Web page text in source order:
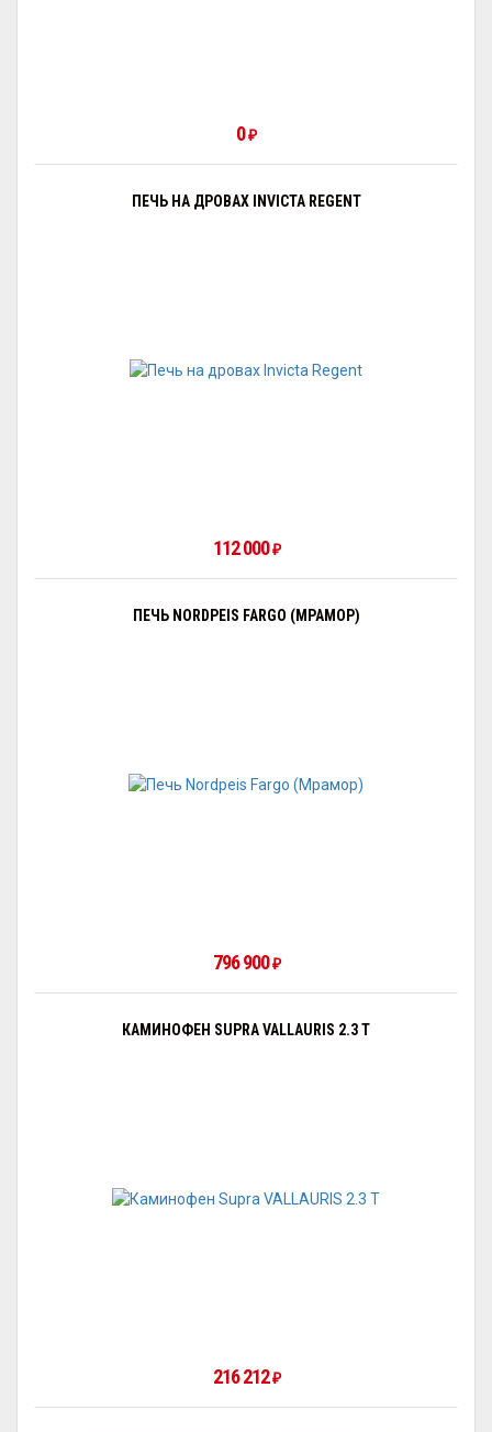
0 ₽
ПЕЧЬ НА ДРОВАХ INVICTA REGENT
112 000 ₽
ПЕЧЬ NORDPEIS FARGO (МРАМОР)
796 900 ₽
КАМИНОФЕН SUPRA VALLAURIS 2.3 Т
216 212 ₽